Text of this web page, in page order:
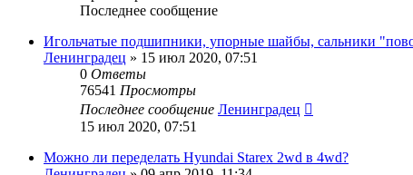
Последнее сообщение
Игольчатые подшипники, упорные шайбы, сальники
Ленинградец » 15 июл 2020, 07:51
0 Ответы
76541 Просмотры
Последнее сообщение Ленинградец
15 июл 2020, 07:51
Можно ли переделать Hyundai Starex 2wd в 4wd?